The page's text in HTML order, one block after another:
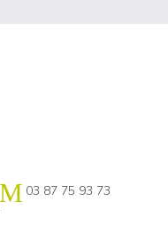
03 87 75 93 73